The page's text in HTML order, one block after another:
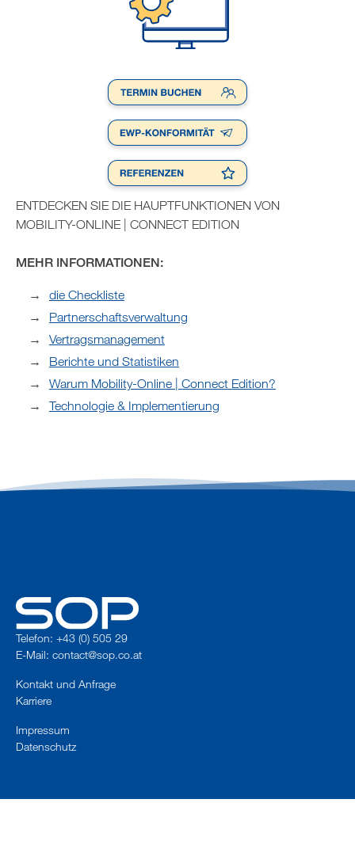
ENTDECKEN SIE DIE HAUPTFUNKTIONEN VON
MOBILITY-ONLINE | CONNECT EDITION
MEHR INFORMATIONEN:
die Checkliste
Partnerschaftsverwaltung
Vertragsmanagement
Berichte und Statistiken
Warum Mobility-Online | Connect Edition?
Technologie & Implementierung
Telefon: +43 (0) 505 29
E-Mail: contact@sop.co.at
Kontakt und Anfrage
Karriere
Impressum
Datenschutz